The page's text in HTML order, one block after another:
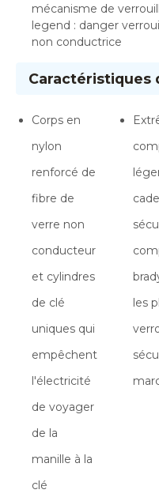
mécanisme de
legend : danger
non conductrice
Caractéristiques
Corps en
nylon
renforcé de
fibre de
verre non
conducteur
et cylindres
de clé
uniques qui
empêchent
l'électricité
de voyager
de la
manille à la
clé
les